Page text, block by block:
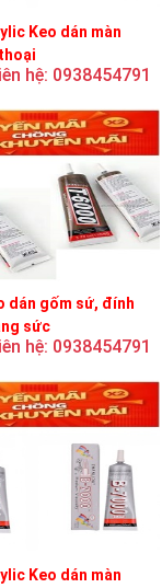
Keo dán màn
hệ: 0938454791
dán gốm sứ, đính
sức
hệ: 0938454791
Keo dán màn